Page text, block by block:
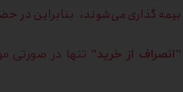
بیمه گذاری می‌شوند، بنابراین در
"انصراف از خرید" تنها در صورتی